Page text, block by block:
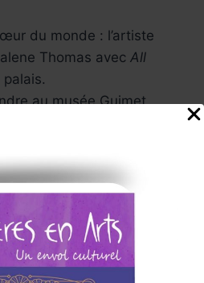
du monde : l’artiste
Thomas avec All
au musée Guimet ,
Saint-Laurent…
et festivals, bref ,vivons
événements.
Arts,
de programmation